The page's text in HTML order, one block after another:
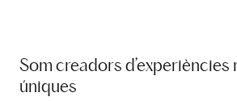
Som creadors d’experiències
úniques